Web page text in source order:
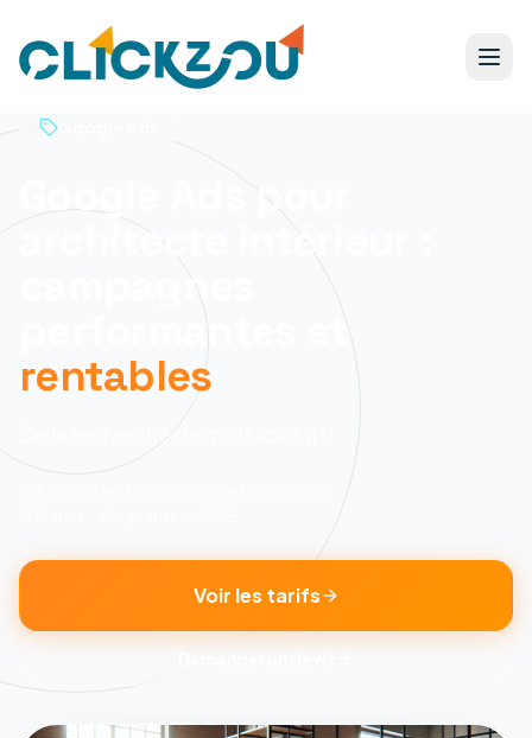
Google Ads pour
architecte intérieur :
campagnes
performantes et
rentables
De la recherche de mots-clés a l
Voir les tarifs